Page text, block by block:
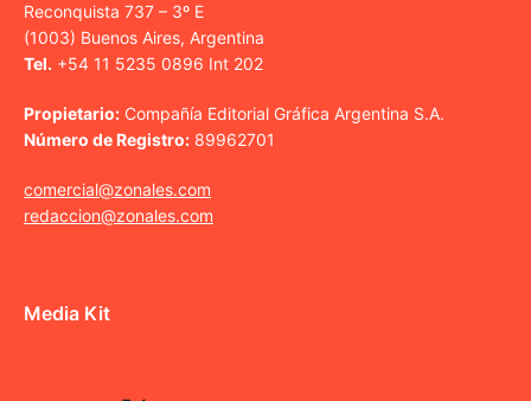
Reconquista 737 – 3º E
(1003) Buenos Aires, Argentina
Tel. +54 11 5235 0896 Int 202
Propietario: Compañía Editorial Gráfica Argentina S.A.
Número de Registro: 89962701
comercial@zonales.com
redaccion@zonales.com
Media Kit